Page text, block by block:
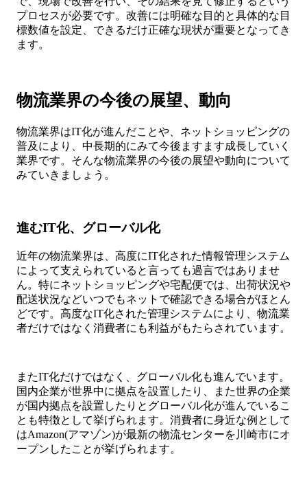
プロセスが必要です。改善には明確な目的と具体的な目
標数値を設定、できるだけ正確な現状が重要となってき
ます。
物流業界の今後の展望、動向
物流業界はIT化が進んだことや、ネットショッピングの
普及により、中長期的にみて今後ますます成長していく
業界です。そんな物流業界の今後の展望や動向について
みていきましょう。
進むIT化、グローバル化
近年の物流業界は、高度にIT化された情報管理システム
によって支えられていると言っても過言ではありませ
ん。特にネットショッピングや宅配便では、出荷状況や
配送状況などいつでもネットで確認できる場合がほとん
どです。高度なIT化された管理システムにより、物流業
者だけではなく消費者にも利益がもたらされています。
またIT化だけではなく、グローバル化も進んでいます。
国内企業が世界中に拠点を設置したり、また世界の企業
が国内拠点を設置したりとグローバル化が進んでいるこ
とも特徴として挙げられます。消費者に身近な例として
はAmazon(アマゾン)が最新の物流センターを川崎市にオ
ープンしたことが挙げられます。